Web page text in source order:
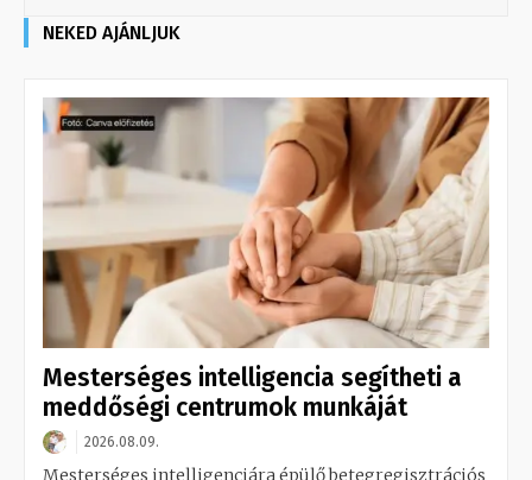
NEKED AJÁNLJUK
Mesterséges intelligencia segítheti a
meddőségi centrumok munkáját
2026.08.09.
Mesterséges intelligenciára épülő betegregisztrációs